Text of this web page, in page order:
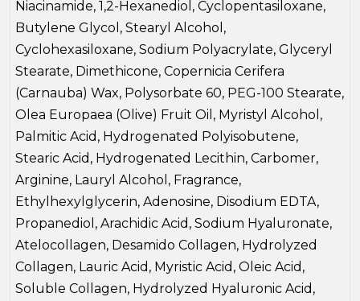
Niacinamide, 1,2-Hexanediol, Cyclopentasiloxane,
Butylene Glycol, Stearyl Alcohol,
Cyclohexasiloxane, Sodium Polyacrylate, Glyceryl
Stearate, Dimethicone, Copernicia Cerifera
(Carnauba) Wax, Polysorbate 60, PEG-100 Stearate,
Olea Europaea (Olive) Fruit Oil, Myristyl Alcohol,
Palmitic Acid, Hydrogenated Polyisobutene,
Stearic Acid, Hydrogenated Lecithin, Carbomer,
Arginine, Lauryl Alcohol, Fragrance,
Ethylhexylglycerin, Adenosine, Disodium EDTA,
Propanediol, Arachidic Acid, Sodium Hyaluronate,
Atelocollagen, Desamido Collagen, Hydrolyzed
Collagen, Lauric Acid, Myristic Acid, Oleic Acid,
Soluble Collagen, Hydrolyzed Hyaluronic Acid,